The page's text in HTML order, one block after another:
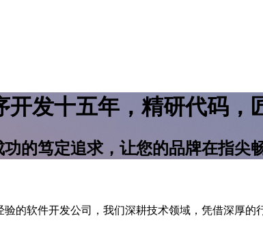
开发十五年，精研代码，
的笃定追求，让您的品牌在指尖
的软件开发公司，我们深耕技术领域，凭借深厚